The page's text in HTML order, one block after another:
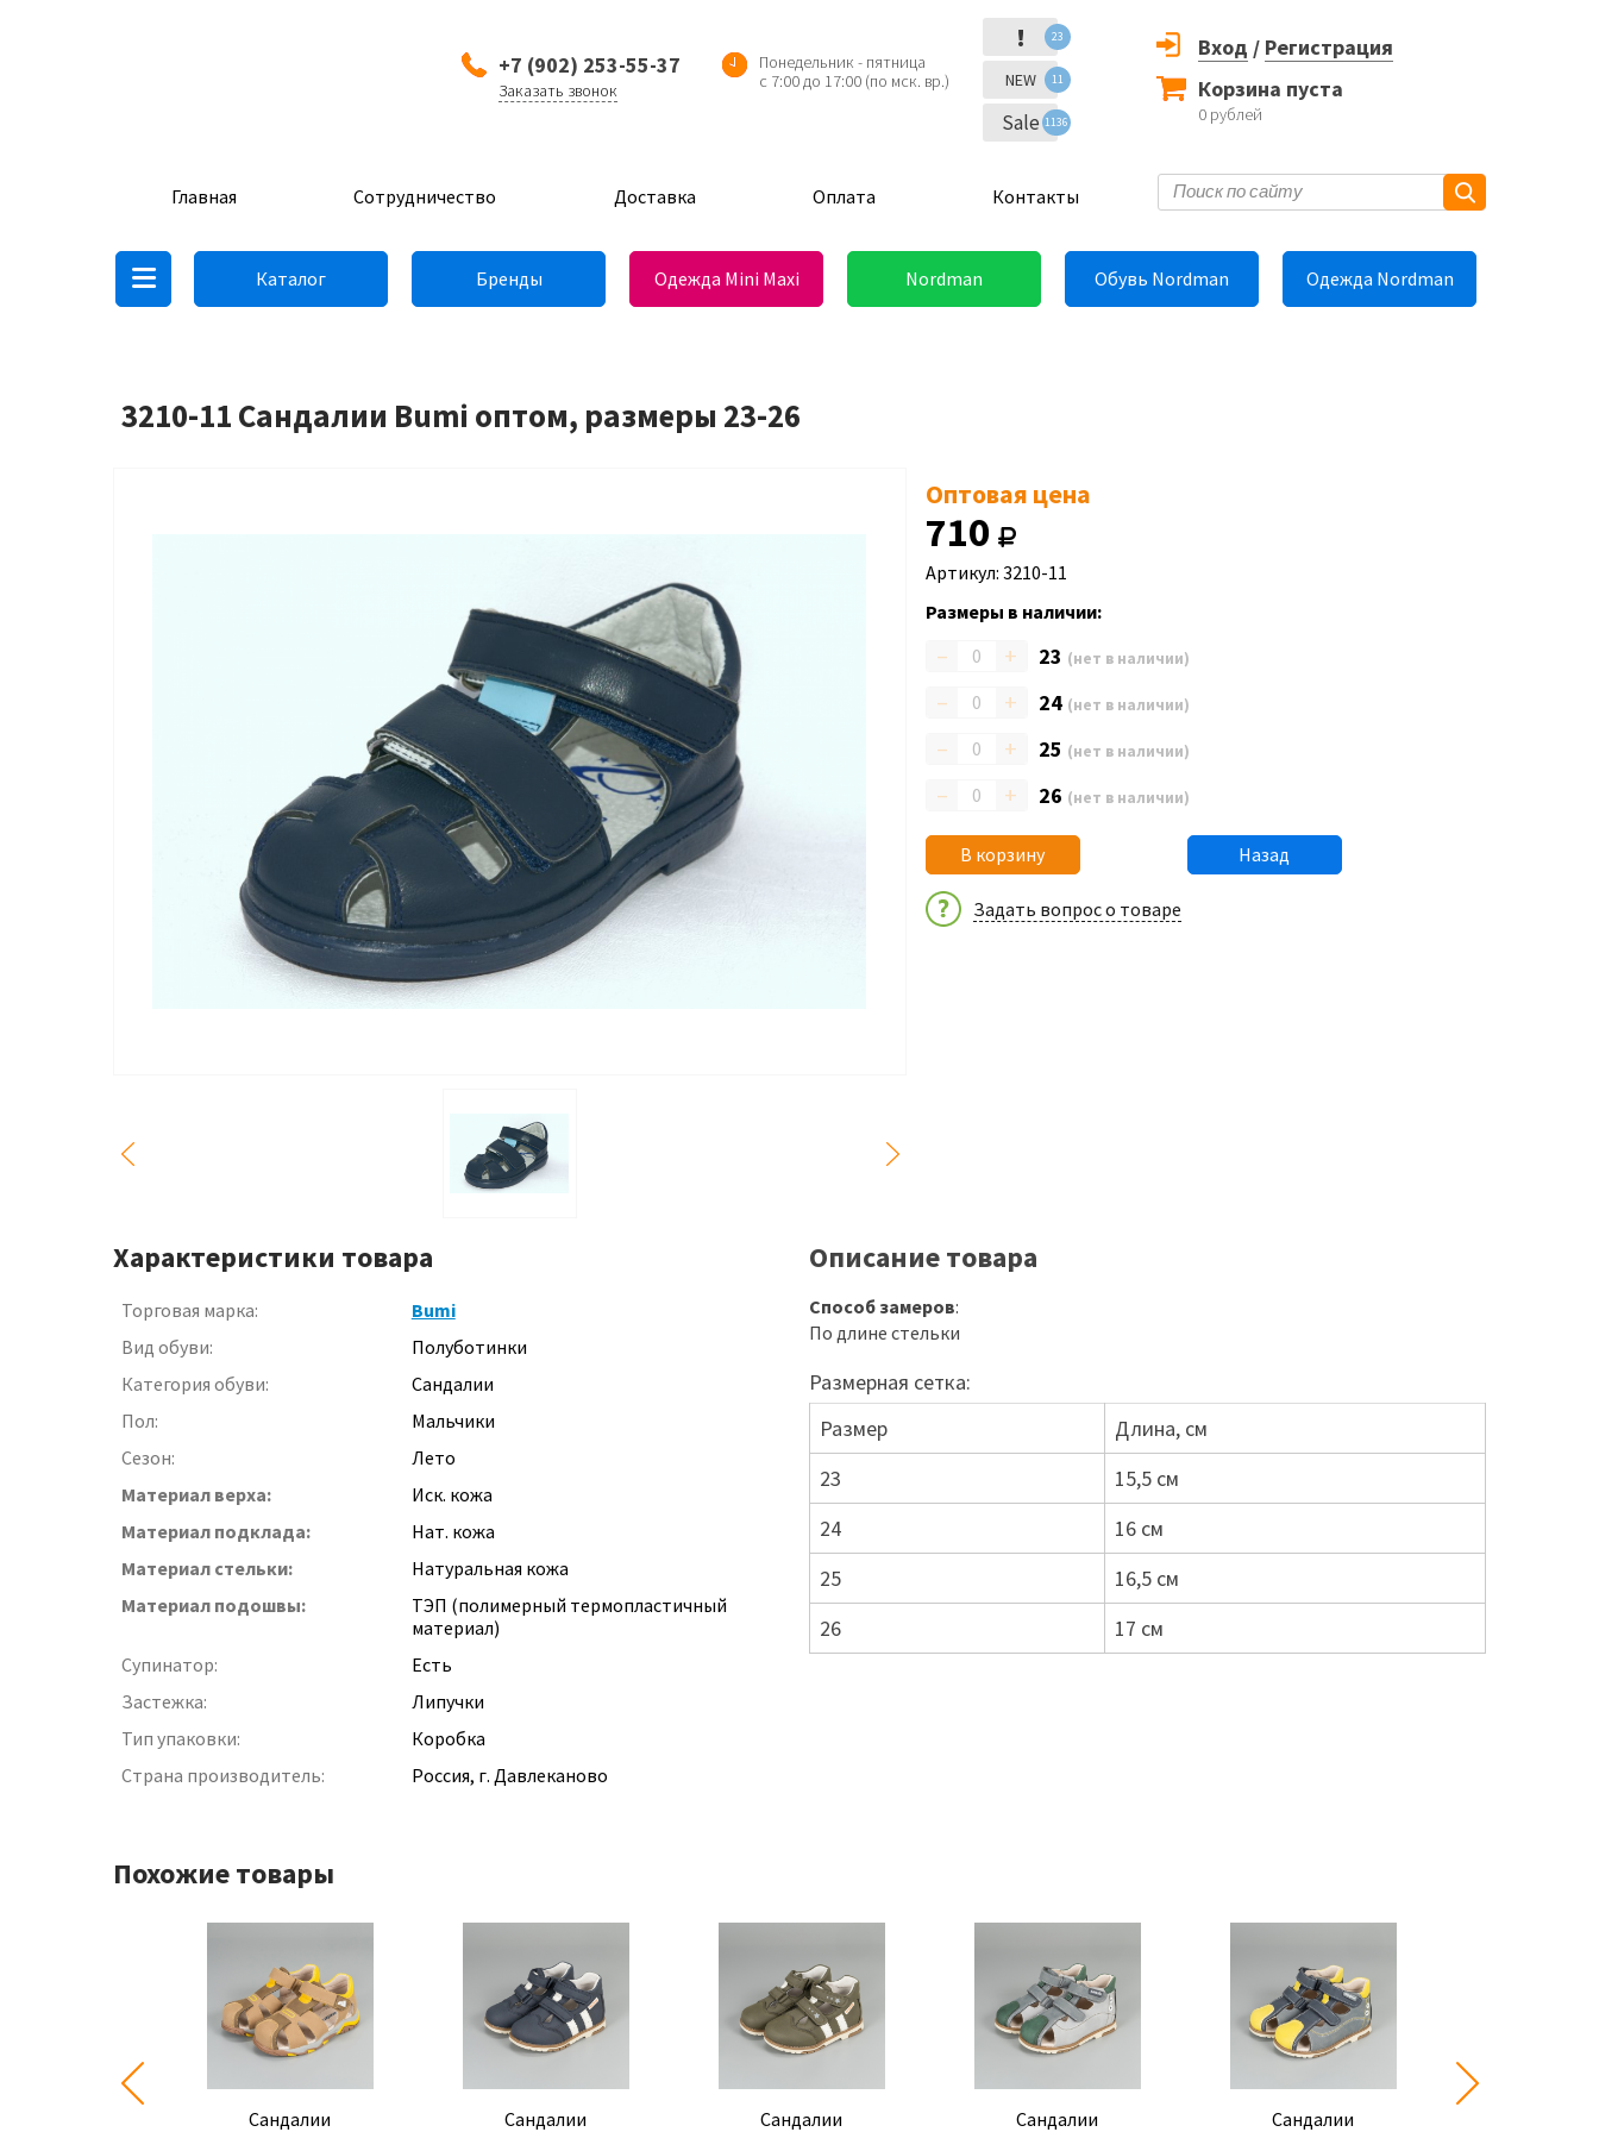
+7 (902) 253-55-37
Заказать звонок
Понедельник - пятница
с 7:00 до 17:00 (по мск. вр.)
! 23
NEW 11
Sale 1136
Вход / Регистрация
Корзина пуста
0 рублей
Главная Сотрудничество Доставка Оплата Контакты
Каталог Бренды Одежда Mini Maxi Nordman Обувь Nordman Одежда Nordman
3210-11 Сандалии Bumi оптом, размеры 23-26
Оптовая цена
710
Артикул: 3210-11
Размеры в наличии:
– + 23 (нет в наличии)
– + 24 (нет в наличии)
– + 25 (нет в наличии)
– + 26 (нет в наличии)
В корзину Назад
Задать вопрос о товаре
Характеристики товара
Торговая марка:
Bumi
Вид обуви:
Полуботинки
Категория обуви:
Сандалии
Пол:
Мальчики
Сезон:
Лето
Материал верха:
Иск. кожа
Материал подклада:
Нат. кожа
Материал стельки:
Натуральная кожа
Материал подошвы:
ТЭП (полимерный термопластичный
материал)
Супинатор:
Есть
Застежка:
Липучки
Тип упаковки:
Коробка
Страна производитель:
Россия, г. Давлеканово
Описание товара
Способ замеров:
По длине стельки
Размерная сетка:
Размер
Длина, см
23
15,5 см
24
16 см
25
16,5 см
26
17 см
Похожие товары
Сандалии
Сандалии
Сандалии
Сандалии
Сандалии